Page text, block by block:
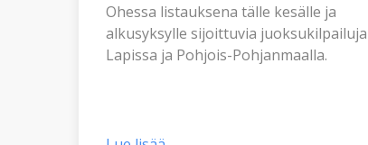
Ohessa listauksena tälle kesälle ja
alkusyksylle sijoittuvia juoksukilpailuja
Lapissa ja Pohjois-Pohjanmaalla.